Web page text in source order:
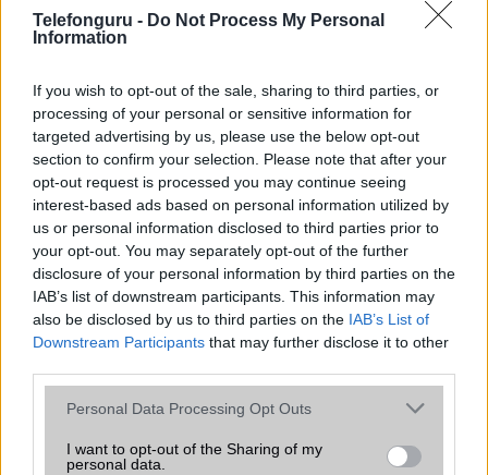
Telefonguru - Do Not Process My Personal
Information
If you wish to opt-out of the sale, sharing to third parties, or
processing of your personal or sensitive information for
targeted advertising by us, please use the below opt-out
section to confirm your selection. Please note that after your
opt-out request is processed you may continue seeing
interest-based ads based on personal information utilized by
us or personal information disclosed to third parties prior to
your opt-out. You may separately opt-out of the further
disclosure of your personal information by third parties on the
IAB’s list of downstream participants. This information may
also be disclosed by us to third parties on the IAB’s List of
Downstream Participants that may further disclose it to other
Please note that this website/app uses one or more Google
not limited to your visit or usage behaviour. You may click to
Personal Data Processing Opt Outs
I want to opt-out of the Sharing of my
personal data.
Kompatibilis Alexával– az okos otthon tökéletes
kiegészítője!
Szállítás európai raktárból, 2 év garancia,
élettartam ügyfélszolgálat
Kompatibilitás
Alexa hangvezérléssel és WiFi távoli vezérléssel (a
csomagban található WiFi-gateway segítségével) —
modern okosotthon-képesség.
Miért bíznak benne ennyien?
A WELOCK smart lock nemcsak a biztonságot növeli,
hanem kényelmes és stílusos megoldást kínál kulcs
fogyasztói telepítési fotók hitelesen mutatják be, hogyan